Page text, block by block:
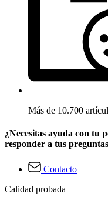
Más de 10.700
¿Necesitas ayuda con tu
responder a tus
Contacto
Calidad probada